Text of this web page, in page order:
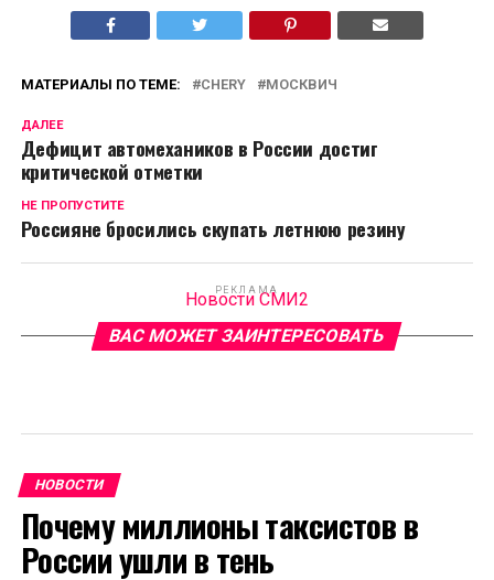
МАТЕРИАЛЫ ПО ТЕМЕ: CHERY МОСКВИЧ
ДАЛЕЕ
Дефицит автомехаников в России достиг
критической отметки
НЕ ПРОПУСТИТЕ
Россияне бросились скупать летнюю резину
РЕКЛАМА
Новости СМИ2
ВАС МОЖЕТ ЗАИНТЕРЕСОВАТЬ
НОВОСТИ
Почему миллионы таксистов в
России ушли в тень